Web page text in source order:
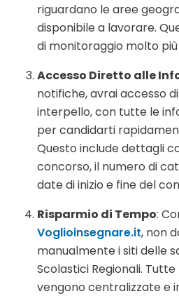
riguardano le aree
disponibile a lavorare.
di monitoraggio molto
Accesso Diretto alle
notifiche, avrai accesso
interpello, con tutte le
per candidarti
Questo include dettagli
concorso, il numero di
date di inizio e fine del
Risparmio di Tempo:
Voglioinsegnare.it, non
manualmente i siti delle
Scolastici Regionali.
vengono centralizzate e